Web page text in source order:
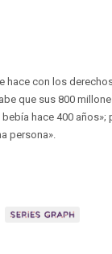
hace con los
que sus 800
hace 400
persona».